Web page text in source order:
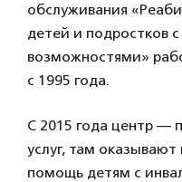
обслуживания
детей и подростков
возможностями»
с 1995 года.
С 2015 года центр —
услуг, там
помощь детям с